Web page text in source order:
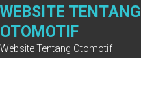
Skip
content
WEBSITE TENTANG
OTOMOTIF
Website Tentang Otomotif